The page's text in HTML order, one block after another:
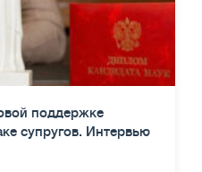
поддержке
супругов. Интервью